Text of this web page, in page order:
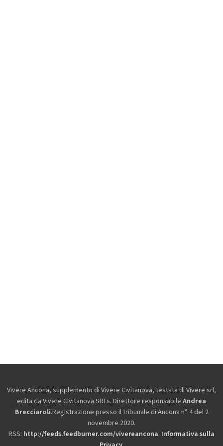
Vivere Ancona, supplemento di Vivere Civitanova, testata di Vivere srl,
edita da Vivere Civitanova SRLs. Direttore responsabile Andrea
Brecciaroli.Registrazione presso il tribunale di Ancona n° 4 del 2
novembre 2020.
RSS: http://feeds.feedburner.com/vivereancona. Informativa sulla